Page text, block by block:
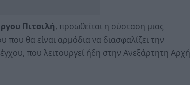
Πιτσιλή, προωθείται η σύσταση μιας
που θα είναι αρμόδια να διασφαλίζει την
που λειτουργεί ήδη στην Ανεξάρτητη Αρχή